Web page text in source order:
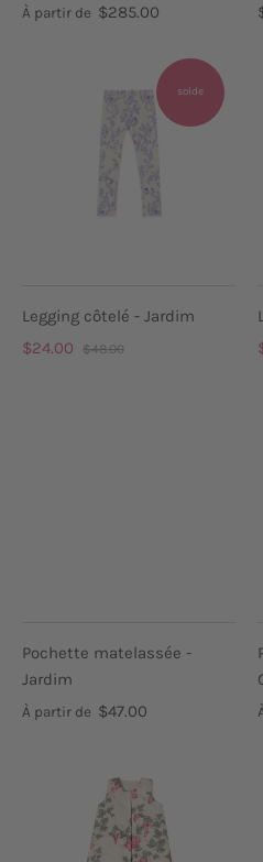
À partir de $285.00
solde
Legging côtelé - Jardim
$24.00
$48.00
Pochette matelassée -
Jardim
À partir de $47.00